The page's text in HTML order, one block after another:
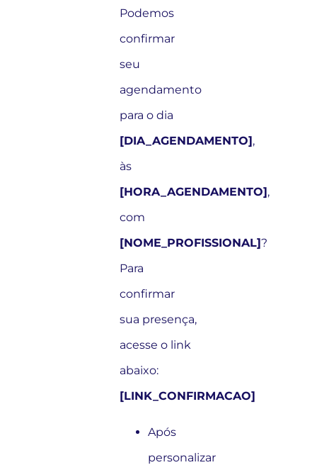
Podemos
confirmar
seu
agendamento
para o dia
[DIA_AGENDAMENTO],
às
[HORA_AGENDAMENTO],
com
[NOME_PROFISSIONAL]?
Para
confirmar
sua presença,
acesse o link
abaixo:
[LINK_CONFIRMACAO]
Após
personalizar